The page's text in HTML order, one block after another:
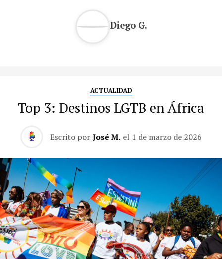
Diego G.
ACTUALIDAD
Top 3: Destinos LGTB en África
Escrito por José M. el 1 de marzo de 2026